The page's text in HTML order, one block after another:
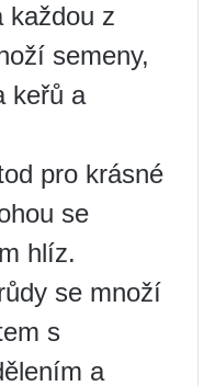
každou z
semeny,
keřů a
pro krásné
se
hlíz.
se množí
s
a